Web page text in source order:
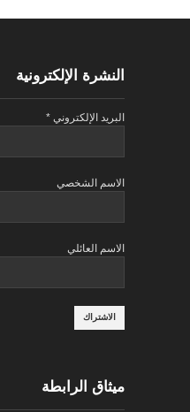
النشرة الإلكترونية
البريد الإلكتروني *
الاسم الشخصي
الاسم العائلي
ميثاق الرابطة